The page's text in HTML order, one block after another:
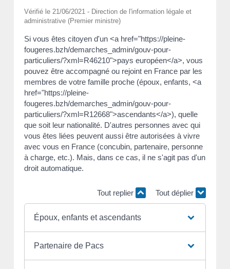
Vérifié le 21/06/2021 - Direction de l'information légale et
administrative (Premier ministre)
Si vous êtes citoyen d'un <a href="https://pleine-
fougeres.bzh/demarches_admin/gouv-pour-
particuliers/?xml=R46210">pays européen</a>, vous
pouvez être accompagné ou rejoint en France par les
membres de votre famille proche (époux, enfants, <a
href="https://pleine-
fougeres.bzh/demarches_admin/gouv-pour-
particuliers/?xml=R12668">ascendants</a>), quelle
que soit leur nationalité. D'autres personnes avec qui
vous êtes liées peuvent aussi être autorisées à vivre
avec vous en France (concubin, partenaire, personne
à charge, etc.). Mais, dans ce cas, il ne s'agit pas d'un
droit automatique.
Tout replier Tout déplier
Époux, enfants et ascendants
Partenaire de Pacs